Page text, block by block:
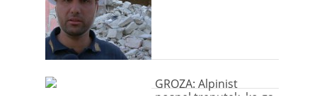
GROZA: Alpinist
posnel trenutek, ko ga